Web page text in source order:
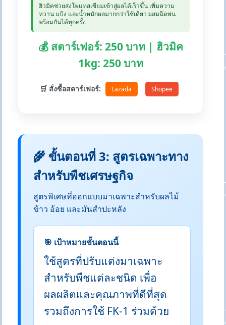
ฮิวมิคช่วยส่งโพแทสเซียมเข้าสู่ผลได้เร็วขึ้น เพิ่มความ
หวาน แป้ง และน้ำหนักผลมากกว่าใช้เดี่ยว ผสมฉีดพ่น
พร้อมกันได้ทุกครั้ง
💰 สตาร์เฟอร์: 250 บาท | ฮิวมิค
1kg: 250 บาท
🛒 สั่งซื้อสตาร์เฟอร์: Lazada Shopee
🌾 ขั้นตอนที่ 3: สูตรเฉพาะทาง
สำหรับพืชเศรษฐกิจ
สูตรพิเศษที่ออกแบบมาเฉพาะสำหรับผลไม้
ข้าว อ้อย และมันสำปะหลัง
🎯 เป้าหมายขั้นตอนนี้
ใช้สูตรที่ปรับแต่งมาเฉพาะ
สำหรับพืชแต่ละชนิด เพื่อ
ผลผลิตและคุณภาพที่ดีที่สุด
รวมถึงการใช้ FK-1 ร่วมด้วย